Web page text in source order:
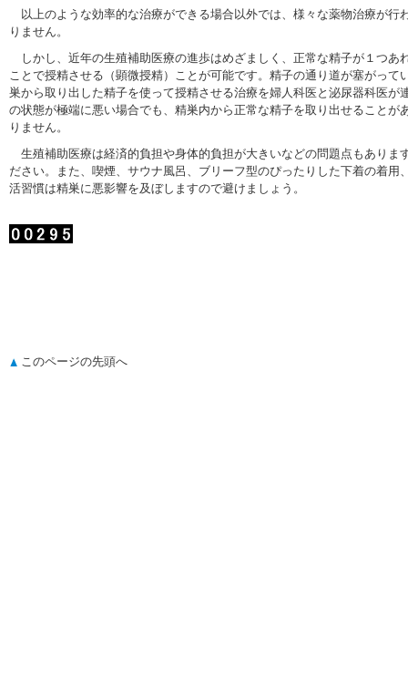
以上のような効率的な治療ができる場合以外では、様々な薬物治療が行
りません。
しかし、近年の生殖補助医療の進歩はめざましく、正常な精子が１つあ
ことで授精させる（顕微授精）ことが可能です。精子の通り道が塞がって
巣から取り出した精子を使って授精させる治療を婦人科医と泌尿器科医が
の状態が極端に悪い場合でも、精巣内から正常な精子を取り出せることが
りません。
生殖補助医療は経済的負担や身体的負担が大きいなどの問題点もありま
ださい。また、喫煙、サウナ風呂、ブリーフ型のぴったりした下着の着用
活習慣は精巣に悪影響を及ぼしますので避けましょう。
このページの先頭へ